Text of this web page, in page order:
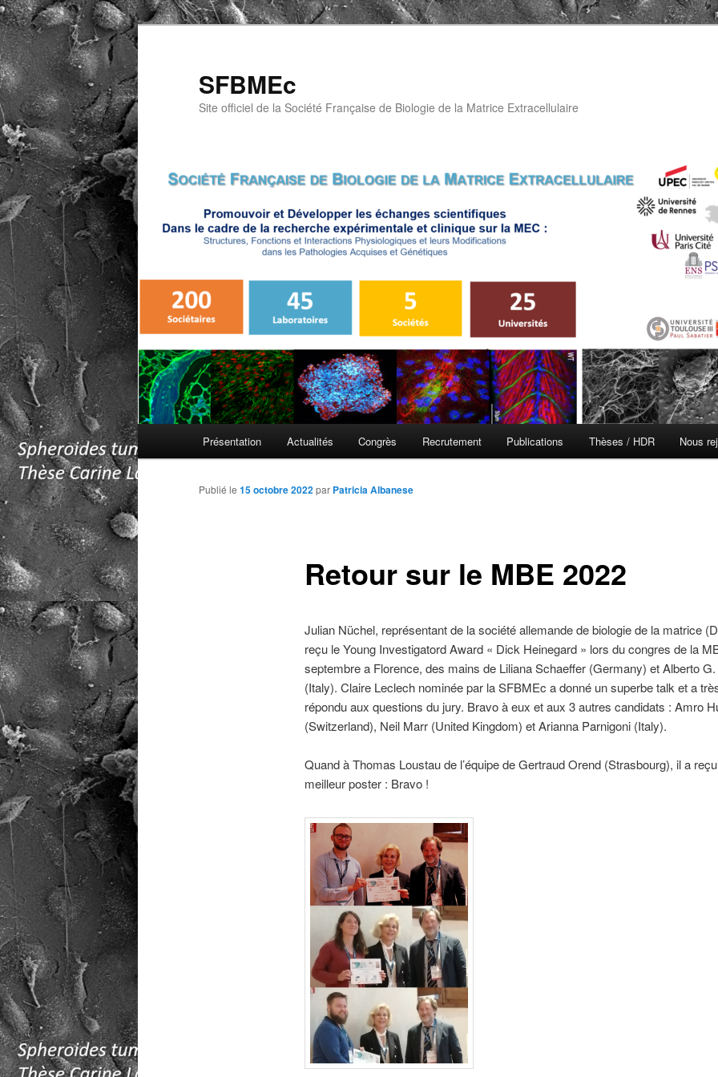
Aller
au
contenu
principal
SFBMEc
Site officiel de la Société Française de Biologie de la Matrice Extracellulaire
Présentation Actualités Congrès Recrutement Publications Thèses / HDR Nous
Retour sur le MBE 2022
Publié le 15 octobre 2022par Patricia Albanese
Julian Nüchel, représentant de la société allemande de biologie de la matrice
reçu le Young Investigatord Award « Dick Heinegard » lors du congres de la
septembre a Florence, des mains de Liliana Schaeffer (Germany) et Alberto
(Italy). Claire Leclech nominée par la SFBMEc a donné un superbe talk et a
répondu aux questions du jury. Bravo à eux et aux 3 autres candidats : Amro
(Switzerland), Neil Marr (United Kingdom) et Arianna Parnigoni (Italy).
Quand à Thomas Loustau de l’équipe de Gertraud Orend (Strasbourg), il a
meilleur poster : Bravo !